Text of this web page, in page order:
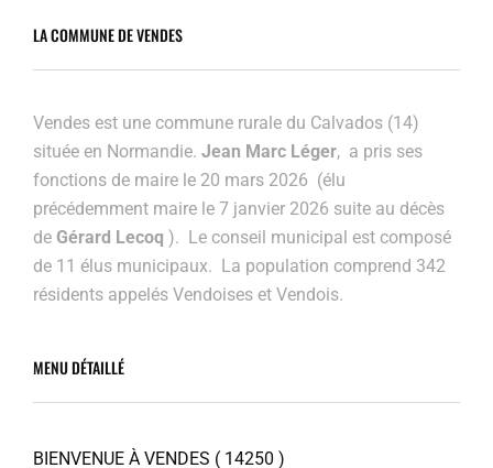
LA COMMUNE DE VENDES
Vendes est une commune rurale du Calvados (14)
située en Normandie. Jean Marc Léger, a pris ses
fonctions de maire le 20 mars 2026 (élu
précédemment maire le 7 janvier 2026 suite au décès
de Gérard Lecoq ). Le conseil municipal est composé
de 11 élus municipaux. La population comprend 342
résidents appelés Vendoises et Vendois.
MENU DÉTAILLÉ
BIENVENUE À VENDES ( 14250 )